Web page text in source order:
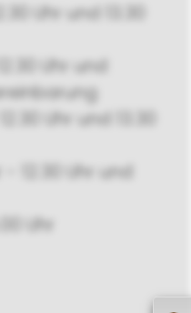
Uhr und 13.30
Uhr und
Uhr und 13.30
12.30 Uhr und
Uhr